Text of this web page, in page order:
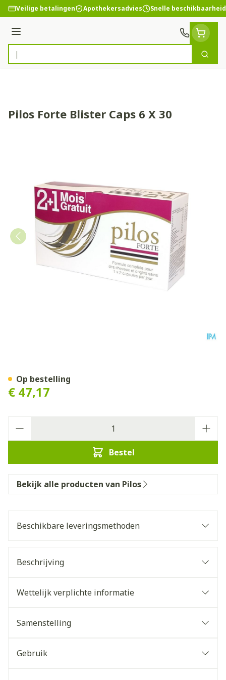
Ga naar de inhoud
Veilige betalingen Apothekersadvies Snelle beschikbaarheid
Menu
Product, merk, categorie...
Zoek
Pilos Forte Blister Caps 6 X 30
€ 47,17
Bestel
Op bestelling
Bekijk alle producten van Pilos
Beschikbare leveringsmethoden
Beschrijving
Wettelijk verplichte informatie
Samenstelling
Gebruik